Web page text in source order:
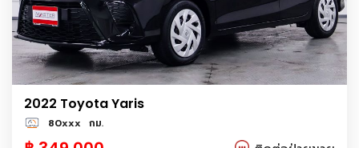
2022 Toyota Yaris
80xxx กม.